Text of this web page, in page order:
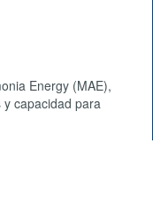
Energy (MAE),
capacidad para